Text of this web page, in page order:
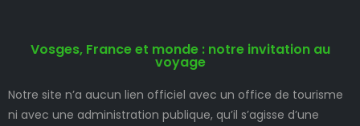
Vosges, France et monde : notre invitation au
voyage
Notre site n’a aucun lien officiel avec un office de tourisme
ni avec une administration publique, qu’il s’agisse d’une